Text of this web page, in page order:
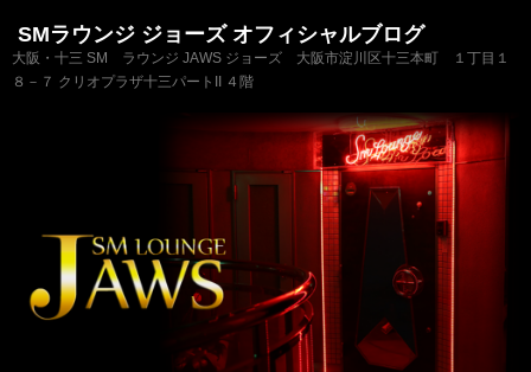
SMラウンジ ジョーズ オフィシャルブログ
大阪・十三 SM ラウンジ JAWS ジョーズ 大阪市淀川区十三本町 １丁目１
８－７ クリオプラザ十三パートII ４階